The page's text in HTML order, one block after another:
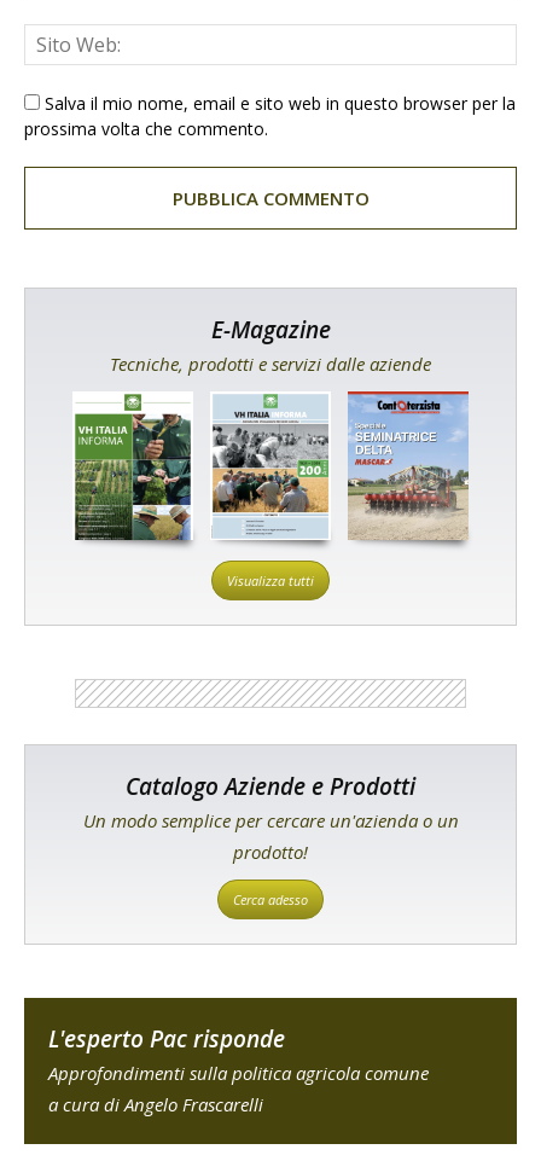
Salva il mio nome, email e sito web in questo browser per la
prossima volta che commento.
E-Magazine
Tecniche, prodotti e servizi dalle aziende
Visualizza tutti
Catalogo Aziende e Prodotti
Un modo semplice per cercare un'azienda o un
prodotto!
Cerca adesso
L'esperto Pac risponde
Approfondimenti sulla politica agricola comune
a cura di Angelo Frascarelli